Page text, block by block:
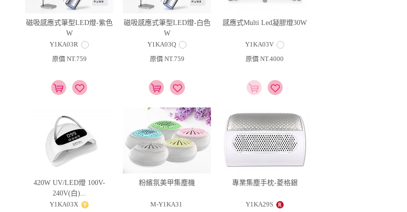
磁吸感應式筆型LED燈-紫色
W
Y1KA03R
原價 NT.759
磁吸感應式筆型LED燈-白色
W
Y1KA03Q
原價 NT.759
感應式Multi Led凝膠燈30W
Y1KA03V
原價 NT.4000
420W UV/LED燈 100V-
240V(白)...
Y1KA03X
粉繽氛美甲集塵機
M-Y1KA31
專業集塵手枕-菱格銀
Y1KA29S